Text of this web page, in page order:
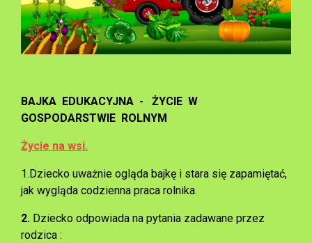
BAJKA EDUKACYJNA - ŻYCIE W
GOSPODARSTWIE ROLNYM
Życie na wsi.
1.Dziecko uważnie ogląda bajkę i stara się zapamiętać,
jak wygląda codzienna praca rolnika.
2. Dziecko odpowiada na pytania zadawane przez
rodzica :